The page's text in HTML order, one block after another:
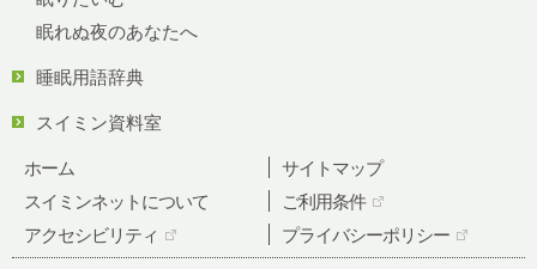
眠れぬ夜のあなたへ
睡眠用語辞典
スイミン資料室
ホーム
サイトマップ
スイミンネットについて
ご利用条件
アクセシビリティ
プライバシーポリシー